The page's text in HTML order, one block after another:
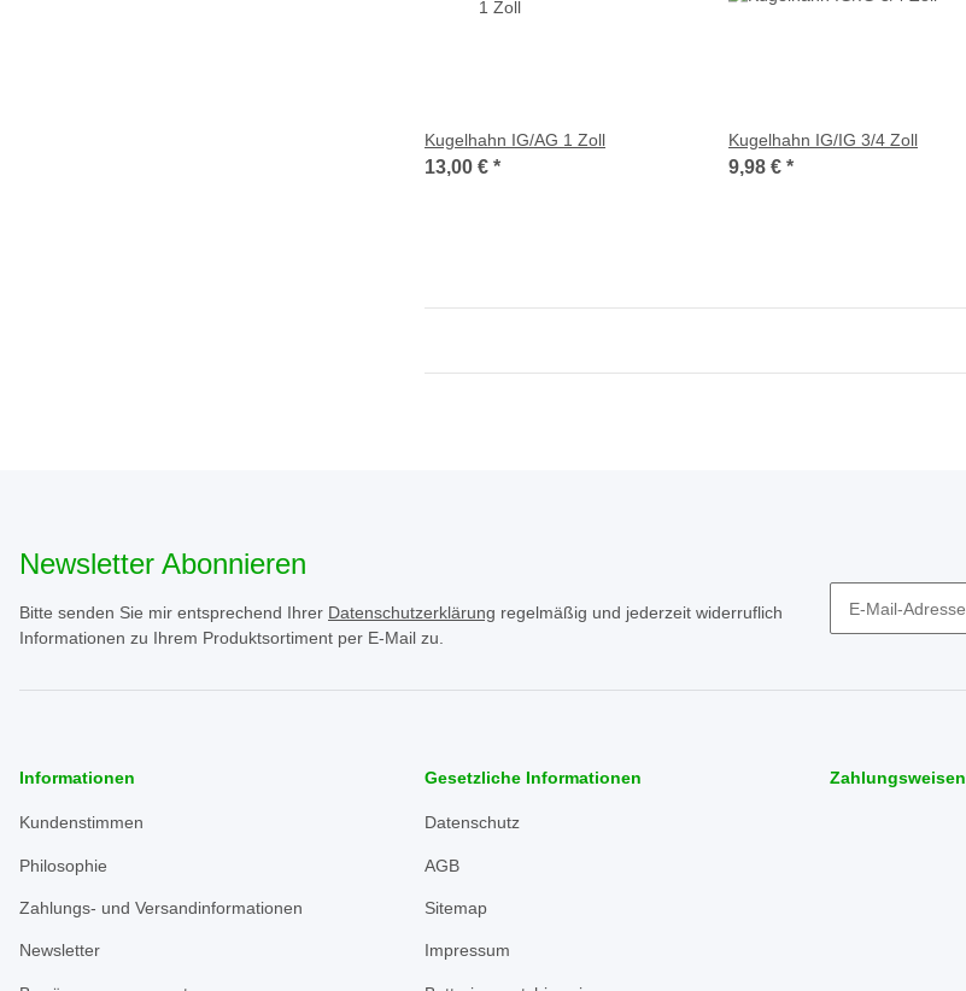
Kugelhahn IG/AG 1 Zoll
13,00 € *
Kugelhahn IG/IG 3/4 Zoll
9,98 € *
Newsletter Abonnieren
Bitte senden Sie mir entsprechend Ihrer Datenschutzerklärung regelmäßig und jederzeit widerruflich
Informationen zu Ihrem Produktsortiment per E-Mail zu.
Informationen
Kundenstimmen
Philosophie
Zahlungs- und Versandinformationen
Newsletter
Gesetzliche Informationen
Datenschutz
AGB
Sitemap
Impressum
Zahlungsweisen